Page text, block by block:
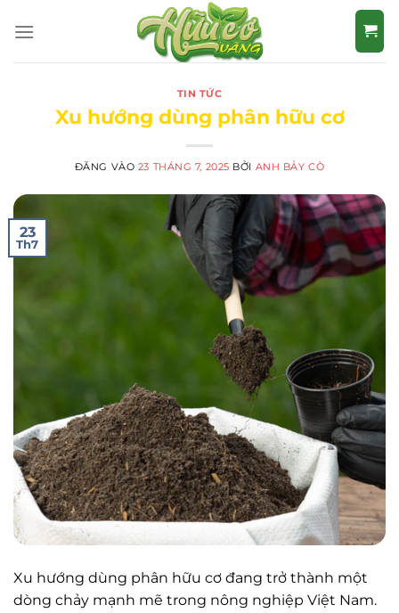
qua
TIN TỨC
Xu hướng dùng phân hữu cơ
ĐĂNG VÀO 23 THÁNG 7, 2025 BỞI ANH BẢY CÒ
23
Th7
Xu hướng dùng phân hữu cơ đang trở thành một
dòng chảy mạnh mẽ trong nông nghiệp Việt Nam.